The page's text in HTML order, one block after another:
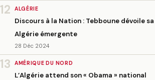
12 ALGÉRIE
Discours à la Nation : Tebboune dévoile
Algérie émergente
28 Déc 2024
13 AMÉRIQUE DU NORD
L’Algérie attend son « Obama » national